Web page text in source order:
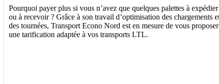
Pourquoi payer plus si vous n’avez que quelques palettes à expédier
ou à recevoir ? Grâce à son travail d’optimisation des chargements
des tournées, Transport Econo Nord est en mesure de vous proposer
une tarification adaptée à vos transports LTL.